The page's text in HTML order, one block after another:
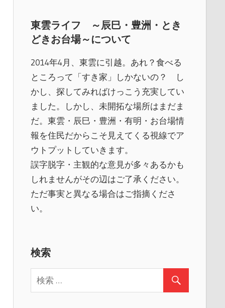
東雲ライフ ～辰巳・豊洲・とき
どきお台場～について
2014年4月、東雲に引越。あれ？食べる
ところって「すき家」しかないの？ し
かし、探してみればけっこう充実してい
ました。しかし、未開拓な場所はまだま
だ。東雲・辰巳・豊洲・有明・お台場情
報を住民だからこそ見えてくる視線でア
ウトプットしていきます。
誤字脱字・主観的な意見が多々あるかも
しれませんがその辺はご了承ください。
ただ事実と異なる場合はご指摘くださ
い。
検索